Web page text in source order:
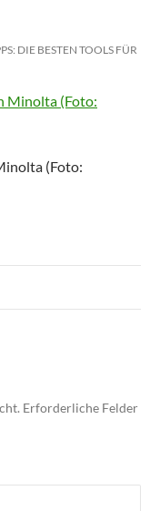
DIE BESTEN TOOLS FÜR
(Foto:
Erforderliche Felder